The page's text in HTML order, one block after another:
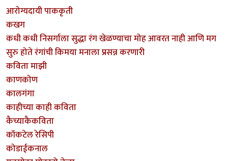
आरोग्यदायी पाककृती
कखग
कधी कधी निसर्गाला सुद्धा रंग खेळण्याचा मोह आवरत नाही आणि मग
सुरु होते रंगांची किमया मनाला प्रसन्न करणारी
कविता माझी
काणकोण
कालगंगा
काहीच्या काही कविता
कैच्याकैकविता
कॉकटेल रेसिपी
कोडाईकनाल